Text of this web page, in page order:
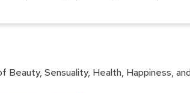
Sensuality, Health, Happiness,